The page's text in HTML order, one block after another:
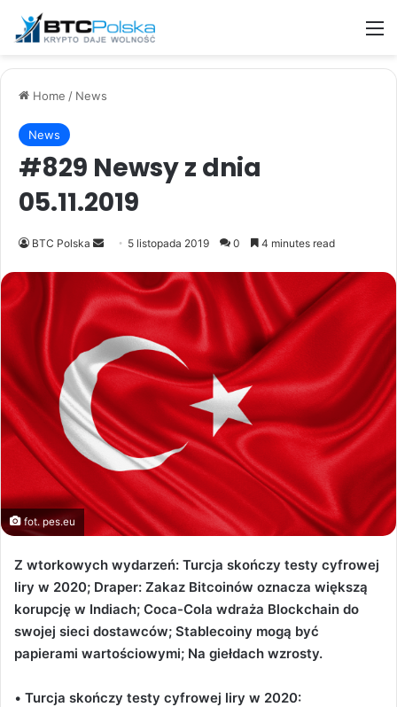
Home / News
News
#829 Newsy z dnia
05.11.2019
BTC Polska
Send
email
5 listopada 2019 0 4 minutes read
fot. pes.eu
Z wtorkowych wydarzeń: Turcja skończy testy cyfrowej
liry w 2020; Draper: Zakaz Bitcoinów oznacza większą
korupcję w Indiach; Coca-Cola wdraża Blockchain do
swojej sieci dostawców; Stablecoiny mogą być
papierami wartościowymi; Na giełdach wzrosty.
• Turcja skończy testy cyfrowej liry w 2020: